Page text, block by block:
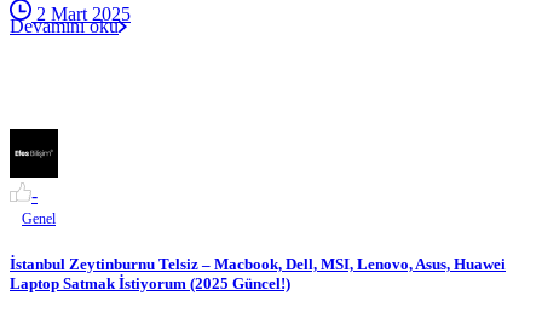
2 Mart 2025
Devamını oku
-
Genel
İstanbul Zeytinburnu Telsiz – Macbook, Dell, MSI, Lenovo, Asus, Huawei
Laptop Satmak İstiyorum (2025 Güncel!)